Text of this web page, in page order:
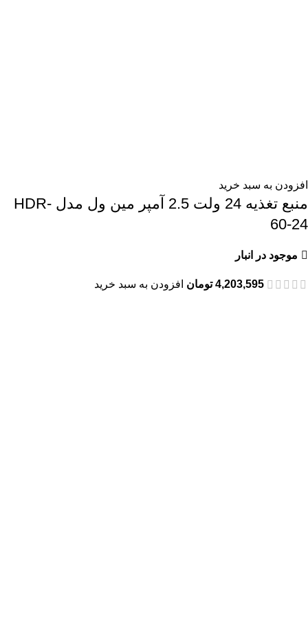
افزودن به سبد خرید
منبع تغذیه 24 ولت 2.5 آمپر مین ول مدل HDR-
60-24
موجود در انبار
4,203,595 تومان افزودن به سبد خرید